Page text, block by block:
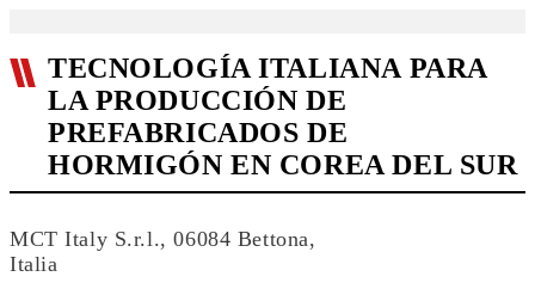
TECNOLOGÍA ITALIANA PARA
LA PRODUCCIÓN DE
PREFABRICADOS DE
HORMIGÓN EN COREA DEL SUR
MCT Italy S.r.l., 06084 Bettona,
Italia